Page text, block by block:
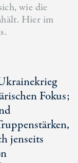
wie die
Hier im
Fokus;
jenseits